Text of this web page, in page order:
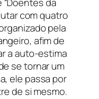
com quatro
pela
afim de
a auto-estima
se tornar um
ele passa por
de si mesmo.